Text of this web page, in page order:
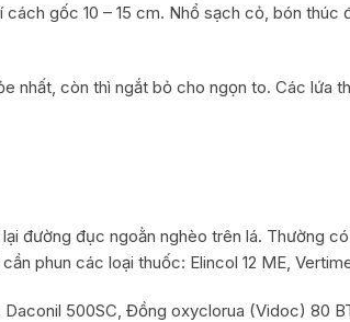
gốc 10 – 15 cm. Nhổ sạch cỏ, bón
nhất, còn thì ngắt bỏ cho ngọn to. Các lứa
đường đục ngoằn nghèo trên lá. Thường
phun các loại thuốc: Elincol 12 ME,
500SC, Đồng oxyclorua (Vidoc) 80